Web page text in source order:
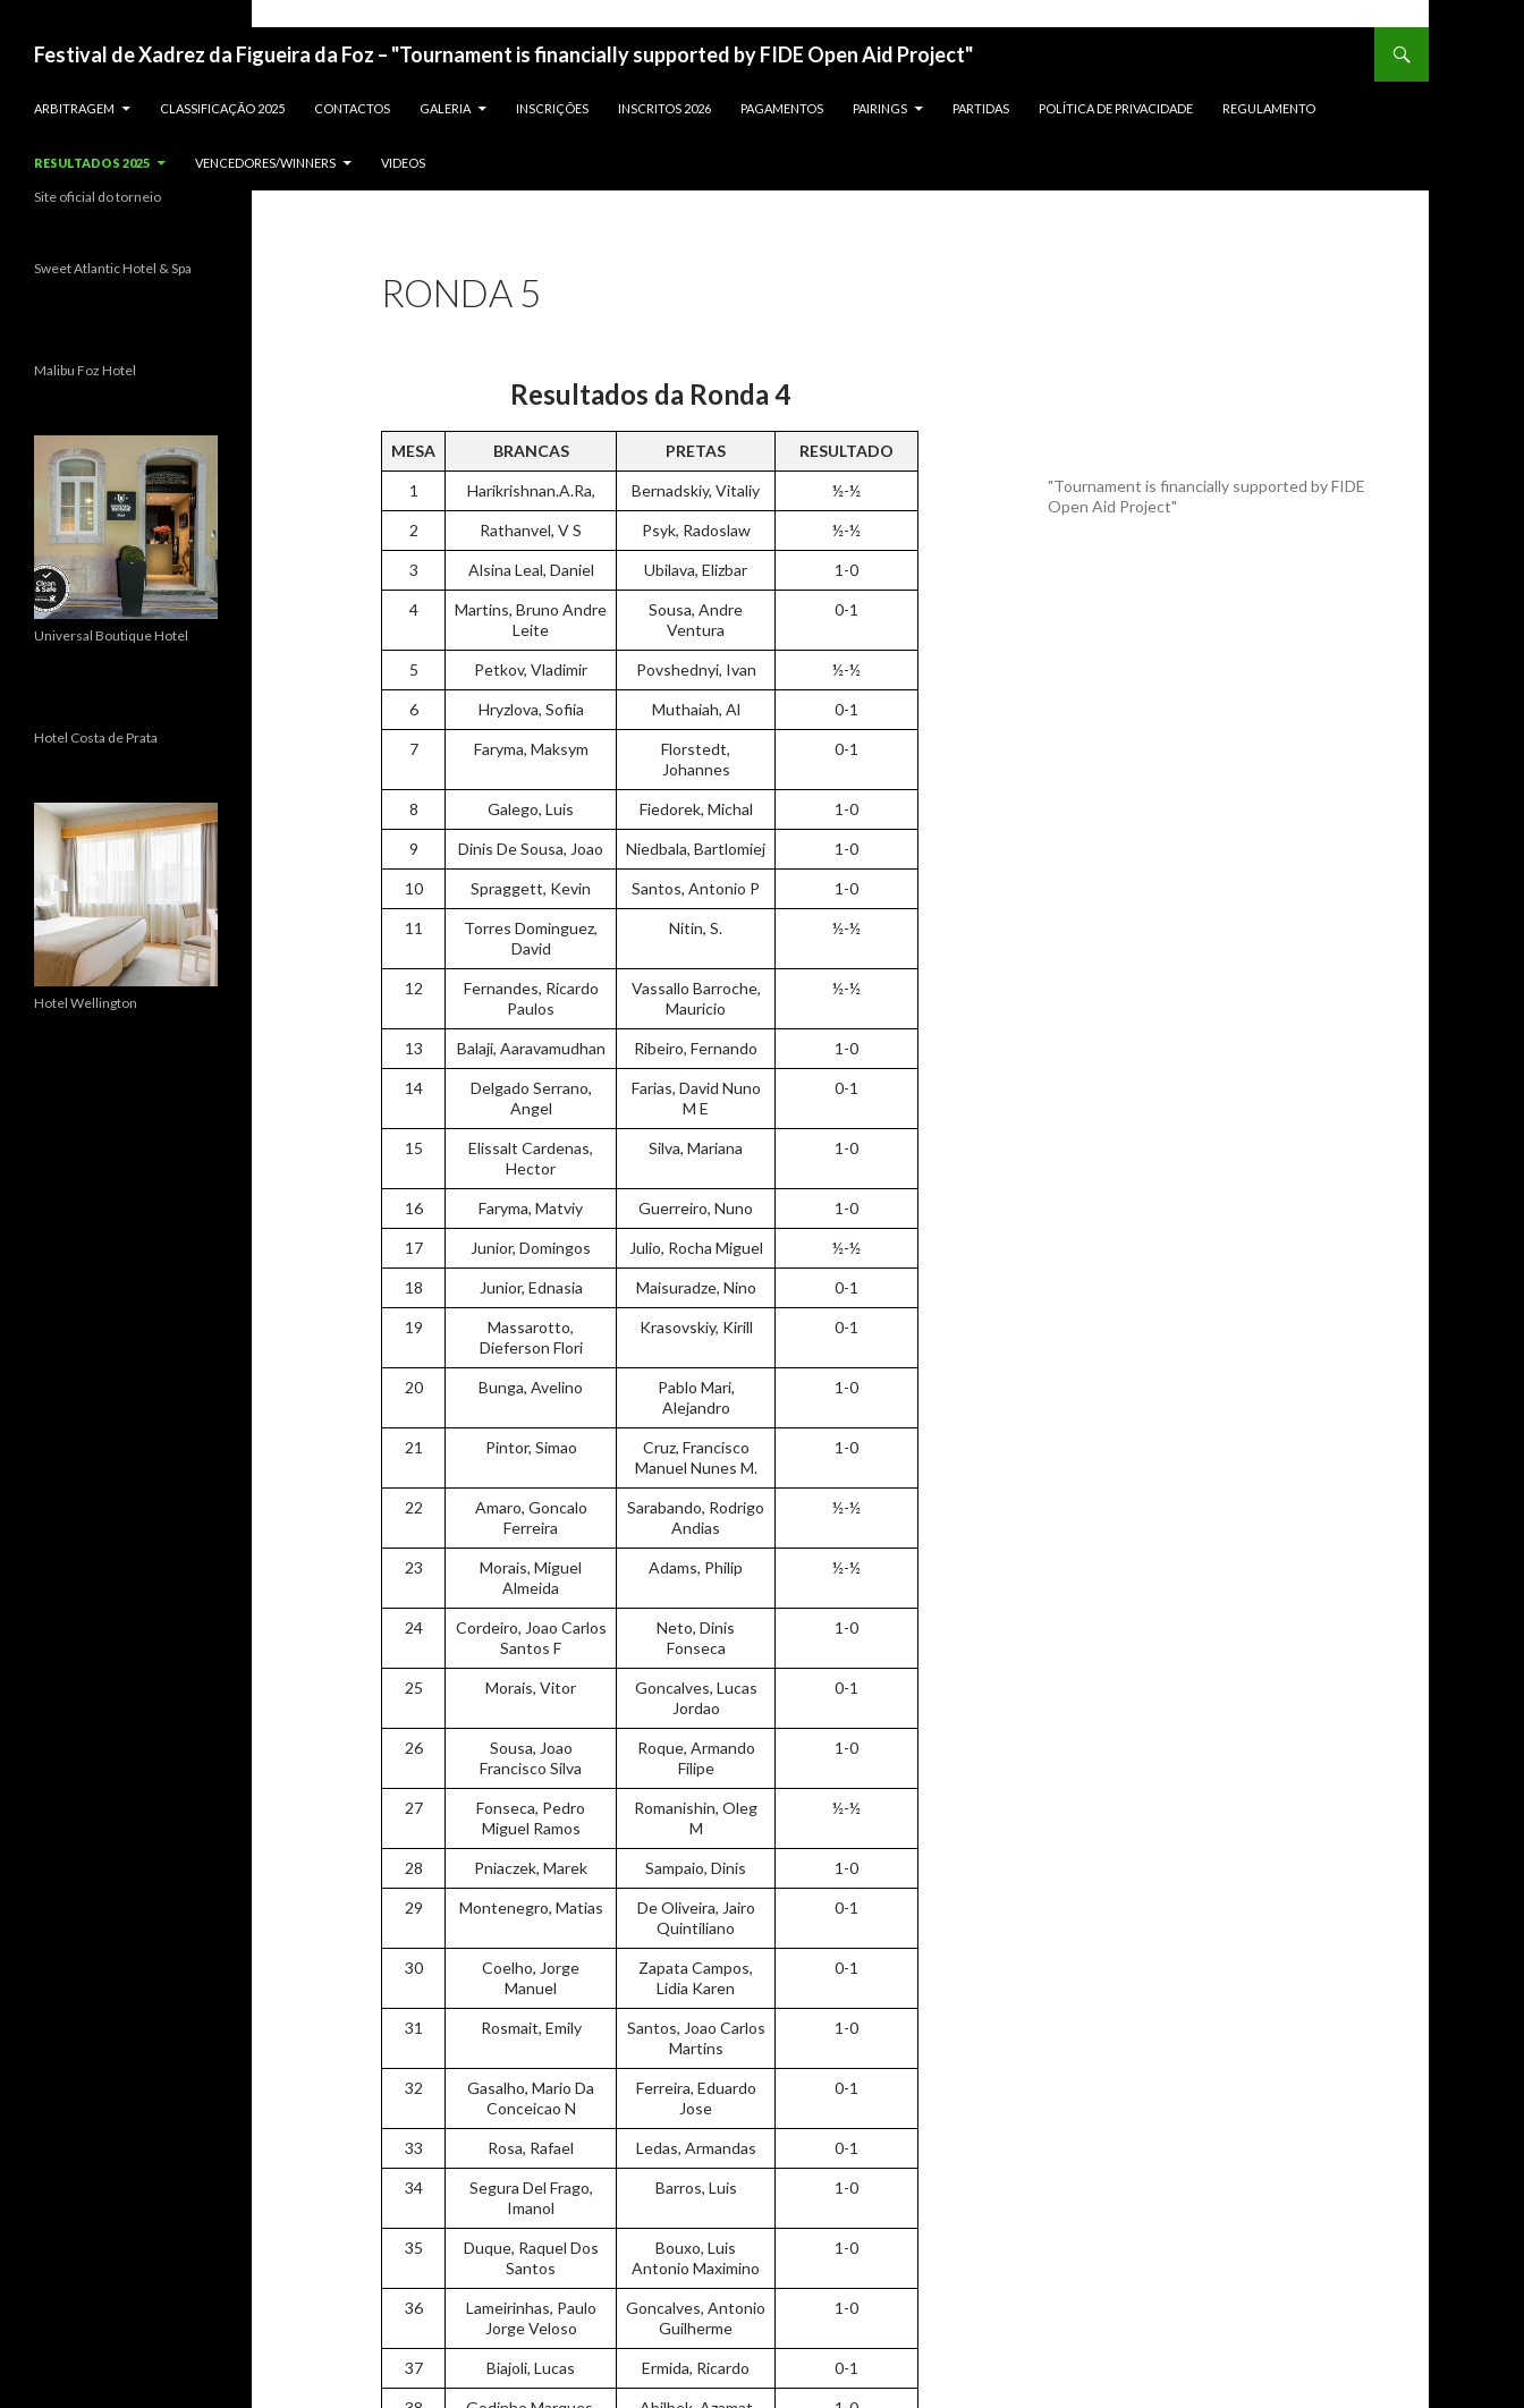
Festival de Xadrez da Figueira da Foz – "Tournament is financially supported by FIDE Open Aid Project"
ARBITRAGEM CLASSIFICAÇÃO 2025 CONTACTOS GALERIA INSCRIÇÕES INSCRITOS 2026 PAGAMENTOS PAIRINGS PARTIDAS POLÍTICA DE PRIVACIDADE REGULAMENTO
RESULTADOS 2025 VENCEDORES/WINNERS VIDEOS
RONDA 5
Resultados da Ronda 4
MESA BRANCAS PRETAS RESULTADO
1 Harikrishnan.A.Ra, Bernadskiy, Vitaliy ½-½
2 Rathanvel, V S Psyk, Radoslaw ½-½
3 Alsina Leal, Daniel Ubilava, Elizbar 1-0
4
Martins, Bruno Andre
Leite
Sousa, Andre
Ventura
0-1
5 Petkov, Vladimir Povshednyi, Ivan ½-½
6 Hryzlova, Sofiia Muthaiah, Al 0-1
7 Faryma, Maksym
Florstedt,
Johannes
0-1
8 Galego, Luis Fiedorek, Michal 1-0
9 Dinis De Sousa, Joao Niedbala, Bartlomiej 1-0
10 Spraggett, Kevin Santos, Antonio P 1-0
11
Torres Dominguez,
David
Nitin, S. ½-½
12
Fernandes, Ricardo
Paulos
Vassallo Barroche,
Mauricio
½-½
13 Balaji, Aaravamudhan Ribeiro, Fernando 1-0
14
Delgado Serrano,
Angel
Farias, David Nuno
M E
0-1
15
Elissalt Cardenas,
Hector
Silva, Mariana 1-0
16 Faryma, Matviy Guerreiro, Nuno 1-0
17 Junior, Domingos Julio, Rocha Miguel ½-½
18 Junior, Ednasia Maisuradze, Nino 0-1
19
Massarotto,
Dieferson Flori
Krasovskiy, Kirill 0-1
20 Bunga, Avelino
Pablo Mari,
Alejandro
1-0
21 Pintor, Simao
Cruz, Francisco
Manuel Nunes M.
1-0
22
Amaro, Goncalo
Ferreira
Sarabando, Rodrigo
Andias
½-½
23
Morais, Miguel
Almeida
Adams, Philip ½-½
24
Cordeiro, Joao Carlos
Santos F
Neto, Dinis
Fonseca
1-0
25 Morais, Vitor
Goncalves, Lucas
Jordao
0-1
26
Sousa, Joao
Francisco Silva
Roque, Armando
Filipe
1-0
27
Fonseca, Pedro
Miguel Ramos
Romanishin, Oleg
M
½-½
28 Pniaczek, Marek Sampaio, Dinis 1-0
29 Montenegro, Matias
De Oliveira, Jairo
Quintiliano
0-1
30
Coelho, Jorge
Manuel
Zapata Campos,
Lidia Karen
0-1
31 Rosmait, Emily
Santos, Joao Carlos
Martins
1-0
32
Gasalho, Mario Da
Conceicao N
Ferreira, Eduardo
Jose
0-1
33 Rosa, Rafael Ledas, Armandas 0-1
34
Segura Del Frago,
Imanol
Barros, Luis 1-0
35
Duque, Raquel Dos
Santos
Bouxo, Luis
Antonio Maximino
1-0
36
Lameirinhas, Paulo
Jorge Veloso
Goncalves, Antonio
Guilherme
1-0
37 Biajoli, Lucas Ermida, Ricardo 0-1
"Tournament is financially supported by FIDE
Open Aid Project"
Site oficial do torneio
Sweet Atlantic Hotel & Spa
Malibu Foz Hotel
Universal Boutique Hotel
Hotel Costa de Prata
Hotel Wellington